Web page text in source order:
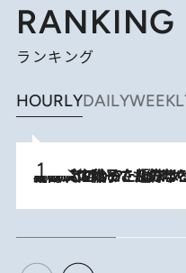
RANKING
ランキング
HOURLYDAILY
2026.8.5
【阿川佐和子さんの年とる力】なぜ70代で始めた趣味は“こんなに楽しい”のか？ ピアノ、俳句…スランプに陥っても続けられる“ある秘訣”とは